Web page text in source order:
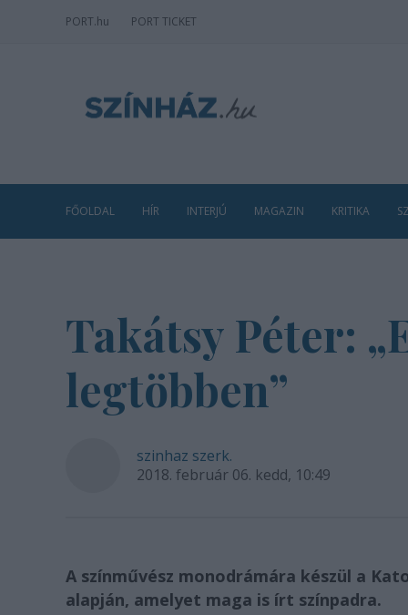
PORT.hu PORT TICKET
FŐOLDAL HÍR INTERJÚ MAGAZIN KRITIKA
Takátsy Péter:
legtöbben”
szinhaz szerk.
2018. február 06. kedd, 10:49
A színművész monodrámára készül a
alapján, amelyet maga is írt színpadra.